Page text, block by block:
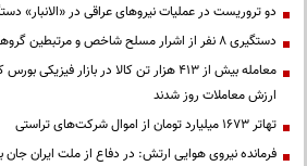
دو تروریست در عملیات نیروهای عراقی در «الانبار»
دستگیری ۸ نفر از اشرار مسلح شاخص و مرتبطین گروهک‌های تروریستی
معامله بیش از ۴۱۳ هزار تن کالا در بازار
ارزش معاملات روز شدند
تهاتر ۱۶۷۳ میلیارد تومان از اموال شرکت‌های تراستی
فرمانده نیروی هوایی ارتش: در دفاع از ملت ایران